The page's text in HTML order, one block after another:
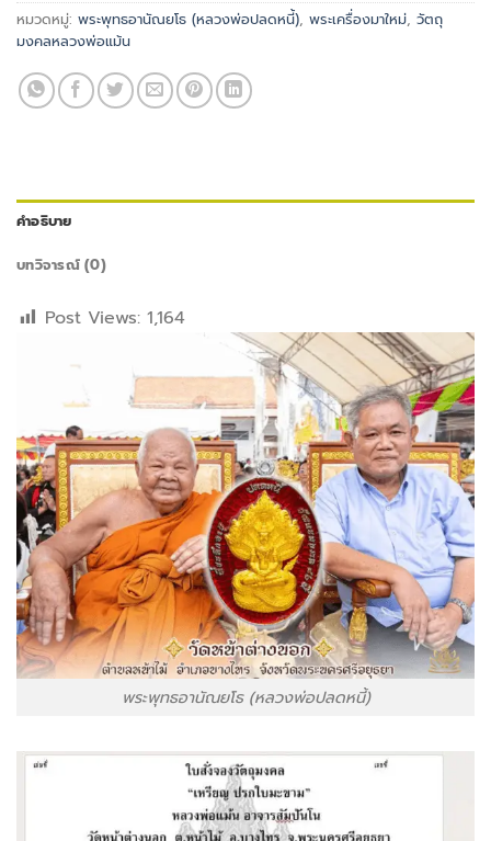
หมวดหมู่: พระพุทธอานัณยโธ (หลวงพ่อปลดหนี้), พระเครื่องมาใหม่, วัตถุ
มงคลหลวงพ่อแม้น
คำอธิบาย
บทวิจารณ์ (0)
Post Views: 1,164
พระพุทธอานัณยโธ (หลวงพ่อปลดหนี้)